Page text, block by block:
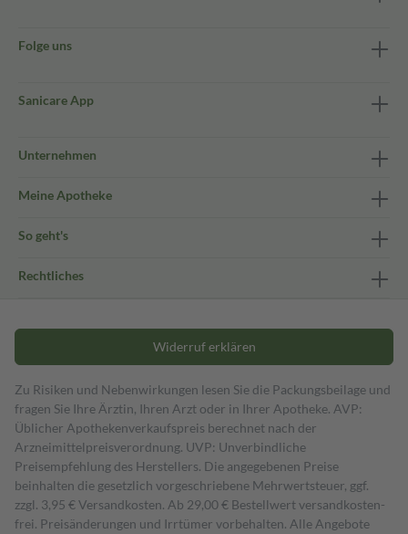
Folge uns
Sanicare App
Unternehmen
Meine Apotheke
So geht's
Rechtliches
Widerruf erklären
Zu Risiken und Nebenwirkungen lesen Sie die Packungsbeilage und
fragen Sie Ihre Ärztin, Ihren Arzt oder in Ihrer Apotheke. AVP:
Üblicher Apothekenverkaufspreis berechnet nach der
Arzneimittelpreisverordnung. UVP: Unverbindliche
Preisempfehlung des Herstellers. Die angegebenen Preise
beinhalten die gesetzlich vorgeschriebene Mehrwertsteuer, ggf.
zzgl. 3,95 € Versandkosten. Ab 29,00 € Bestell­wert versand­kosten­
frei. Preisänderungen und Irrtümer vorbehalten. Alle Angebote